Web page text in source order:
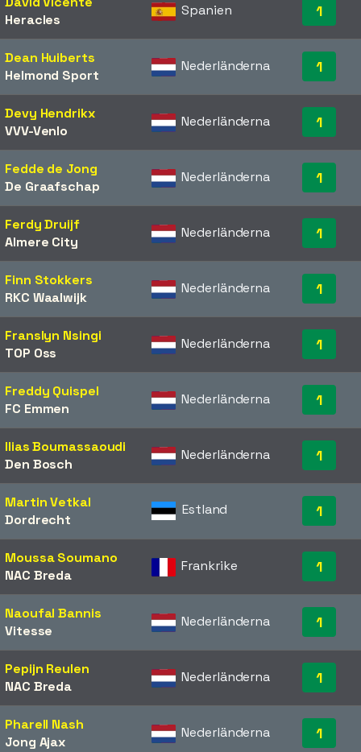
Heracles
Spanien 1
Dean Huiberts
Helmond Sport
Nederländerna 1
Devy Hendrikx
VVV-Venlo
Nederländerna 1
Fedde de Jong
De Graafschap
Nederländerna 1
Ferdy Druijf
Almere City
Nederländerna 1
Finn Stokkers
RKC Waalwijk
Nederländerna 1
Franslyn Nsingi
TOP Oss
Nederländerna 1
Freddy Quispel
FC Emmen
Nederländerna 1
Ilias Boumassaoudi
Den Bosch
Nederländerna 1
Martin Vetkal
Dordrecht
Estland 1
Moussa Soumano
NAC Breda
Frankrike 1
Naoufal Bannis
Vitesse
Nederländerna 1
Pepijn Reulen
NAC Breda
Nederländerna 1
Pharell Nash
Jong Ajax
Nederländerna 1